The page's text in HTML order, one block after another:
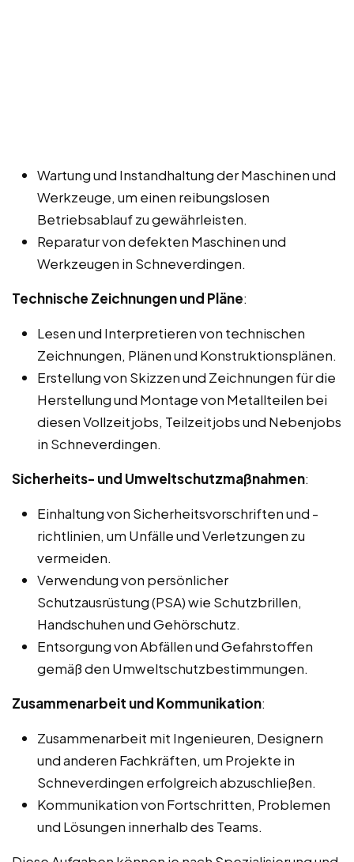
Wartung und Instandhaltung der Maschinen und
Werkzeuge, um einen reibungslosen
Betriebsablauf zu gewährleisten.
Reparatur von defekten Maschinen und
Werkzeugen in Schneverdingen.
Technische Zeichnungen und Pläne:
Lesen und Interpretieren von technischen
Zeichnungen, Plänen und Konstruktionsplänen.
Erstellung von Skizzen und Zeichnungen für die
Herstellung und Montage von Metallteilen bei
diesen Vollzeitjobs, Teilzeitjobs und Nebenjobs
in Schneverdingen.
Sicherheits- und Umweltschutzmaßnahmen:
Einhaltung von Sicherheitsvorschriften und -
richtlinien, um Unfälle und Verletzungen zu
vermeiden.
Verwendung von persönlicher
Schutzausrüstung (PSA) wie Schutzbrillen,
Handschuhen und Gehörschutz.
Entsorgung von Abfällen und Gefahrstoffen
gemäß den Umweltschutzbestimmungen.
Zusammenarbeit und Kommunikation:
Zusammenarbeit mit Ingenieuren, Designern
und anderen Fachkräften, um Projekte in
Schneverdingen erfolgreich abzuschließen.
Kommunikation von Fortschritten, Problemen
und Lösungen innerhalb des Teams.